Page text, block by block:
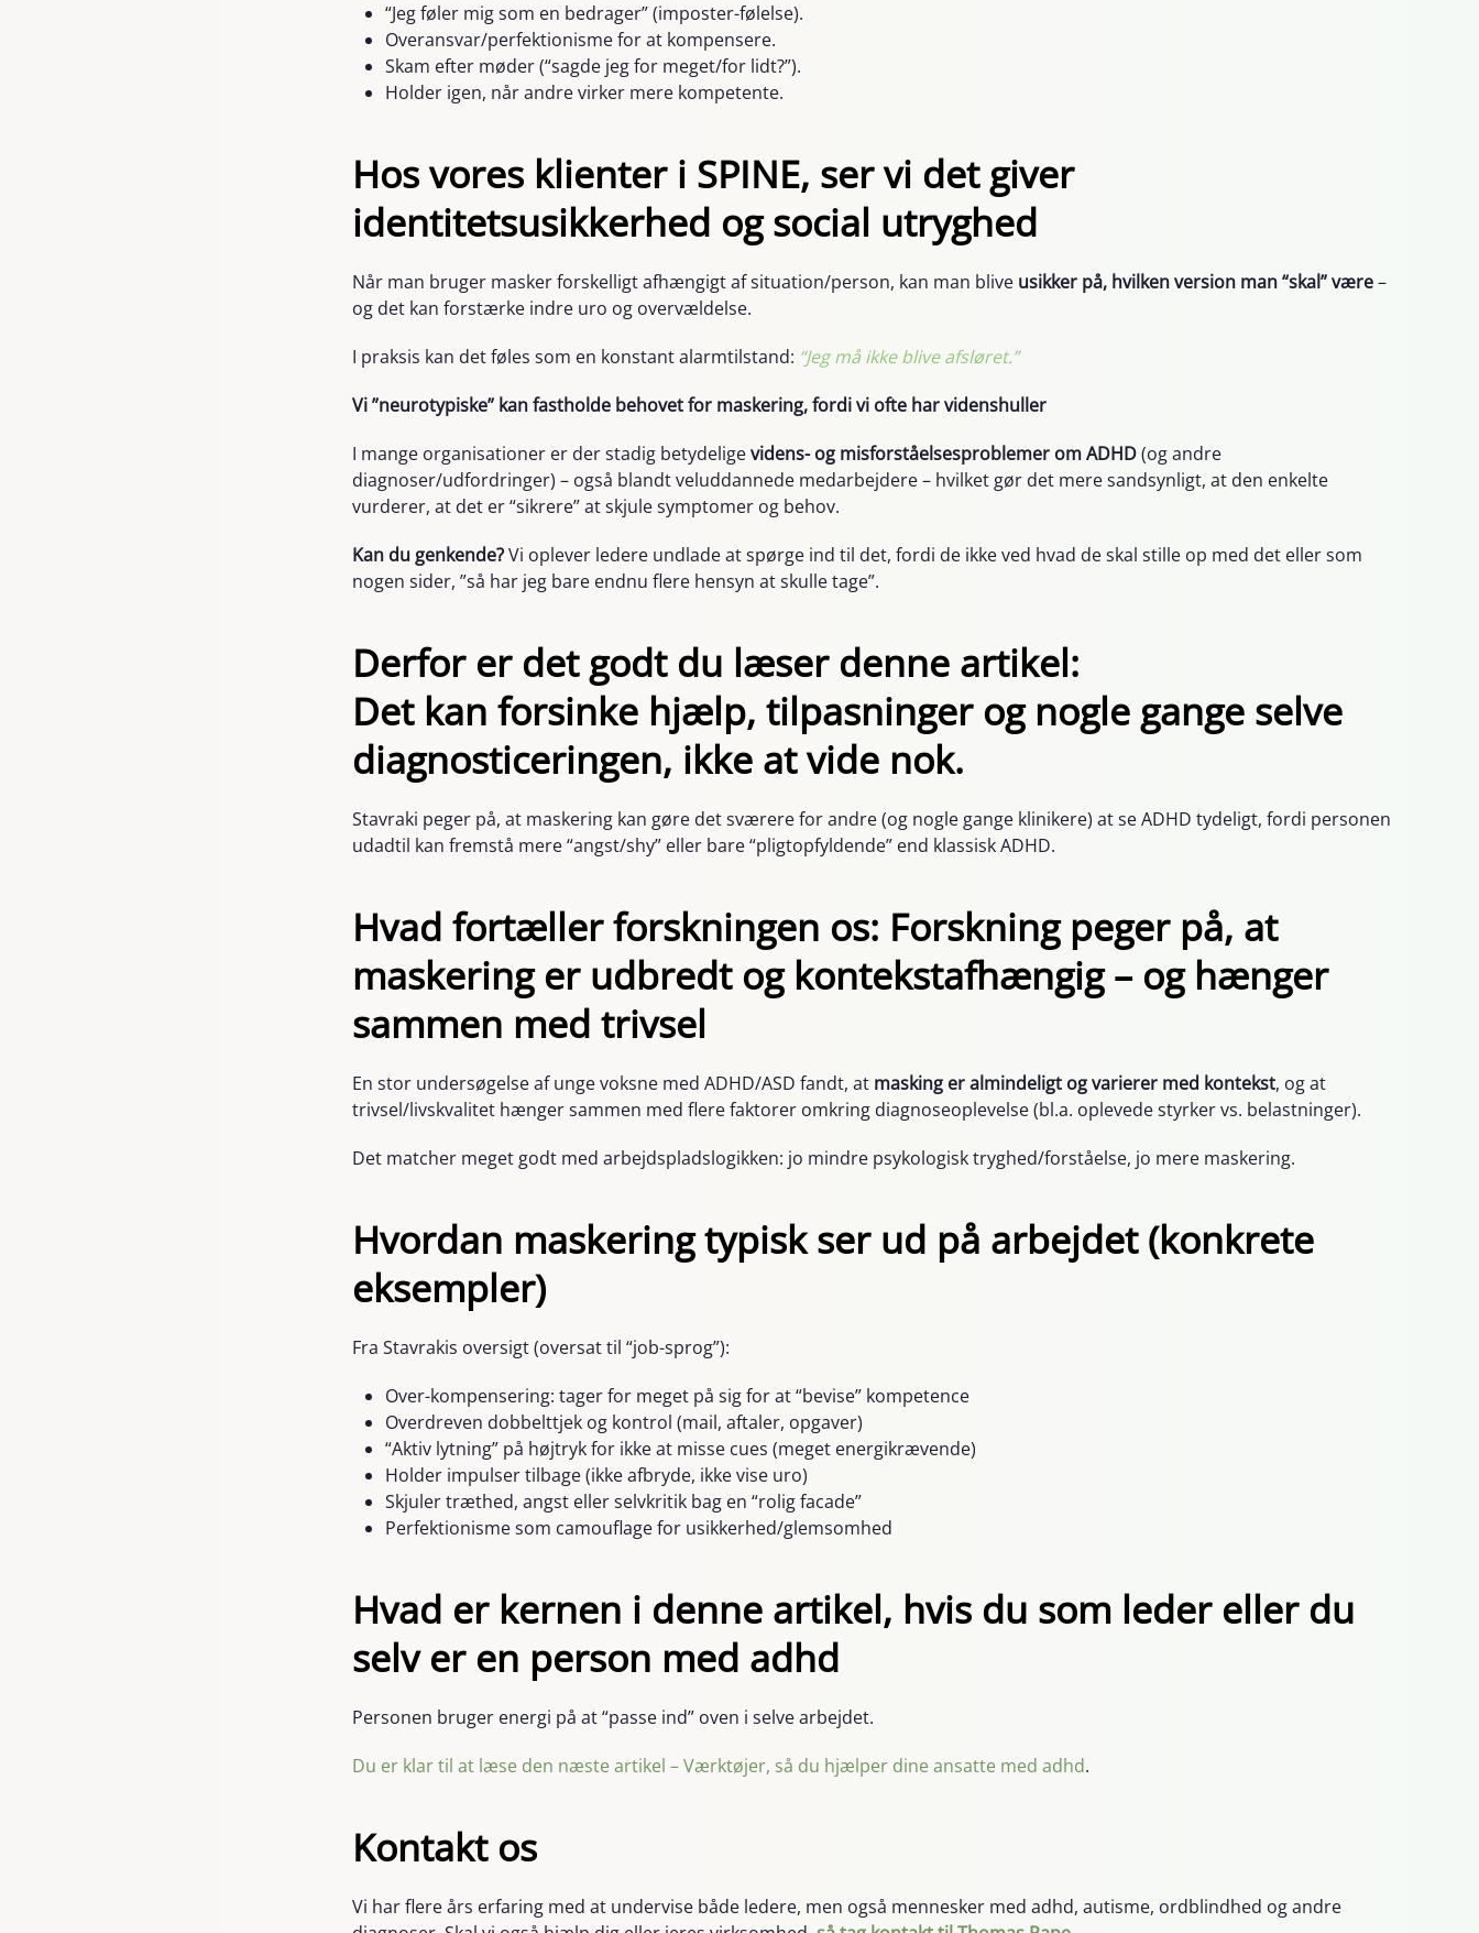
“Jeg føler mig som en bedrager” (imposter-følelse).
Overansvar/perfektionisme for at kompensere.
Skam efter møder (“sagde jeg for meget/for lidt?”).
Holder igen, når andre virker mere kompetente.
Hos vores klienter i SPINE, ser vi det giver
identitetsusikkerhed og social utryghed
Når man bruger masker forskelligt afhængigt af situation/person, kan man blive usikker på, hvilken version man “skal” være–
og det kan forstærke indre uro og overvældelse.
I praksis kan det føles som en konstant alarmtilstand: “Jeg må ikke blive afsløret.”
Vi ”neurotypiske” kan fastholde behovet for maskering, fordi vi ofte har videnshuller
I mange organisationer er der stadig betydeligevidens- og misforståelsesproblemer om ADHD(og andre
diagnoser/udfordringer) – også blandt veluddannede medarbejdere – hvilket gør det mere sandsynligt, at den enkelte
vurderer, at det er “sikrere” at skjule symptomer og behov.
Kan du genkende?Vi oplever ledere undlade at spørge ind til det, fordi de ikke ved hvad de skal stille op med det eller som
nogen sider, ”så har jeg bare endnu flere hensyn at skulle tage”.
Derfor er det godt du læser denne artikel:
Det kan forsinke hjælp, tilpasninger og nogle gange selve
diagnosticeringen, ikke at vide nok.
Stavraki peger på, at maskering kan gøre det sværere for andre (og nogle gange klinikere) at se ADHD tydeligt, fordi personen
udadtil kan fremstå mere “angst/shy” eller bare “pligtopfyldende” end klassisk ADHD.
Hvad fortæller forskningen os: Forskning peger på, at
maskering er udbredt og kontekstafhængig – og hænger
sammen med trivsel
En stor undersøgelse af unge voksne med ADHD/ASD fandt, at masking er almindeligt og varierer med kontekst, og at
trivsel/livskvalitet hænger sammen med flere faktorer omkring diagnoseoplevelse (bl.a. oplevede styrker vs. belastninger).
Det matcher meget godt med arbejdspladslogikken: jo mindre psykologisk tryghed/forståelse, jo mere maskering.
Hvordan maskering typisk ser ud på arbejdet (konkrete
eksempler)
Fra Stavrakis oversigt (oversat til “job-sprog”):
Over-kompensering: tager for meget på sig for at “bevise” kompetence
Overdreven dobbelttjek og kontrol (mail, aftaler, opgaver)
“Aktiv lytning” på højtryk for ikke at misse cues (meget energikrævende)
Holder impulser tilbage (ikke afbryde, ikke vise uro)
Skjuler træthed, angst eller selvkritik bag en “rolig facade”
Perfektionisme som camouflage for usikkerhed/glemsomhed
Hvad er kernen i denne artikel, hvis du som leder eller du
selv er en person med adhd
Personen bruger energi på at “passe ind” oven i selve arbejdet.
Du er klar til at læse den næste artikel – Værktøjer, så du hjælper dine ansatte med adhd.
Kontakt os
Vi har flere års erfaring med at undervise både ledere, men også mennesker med adhd, autisme, ordblindhed og andre